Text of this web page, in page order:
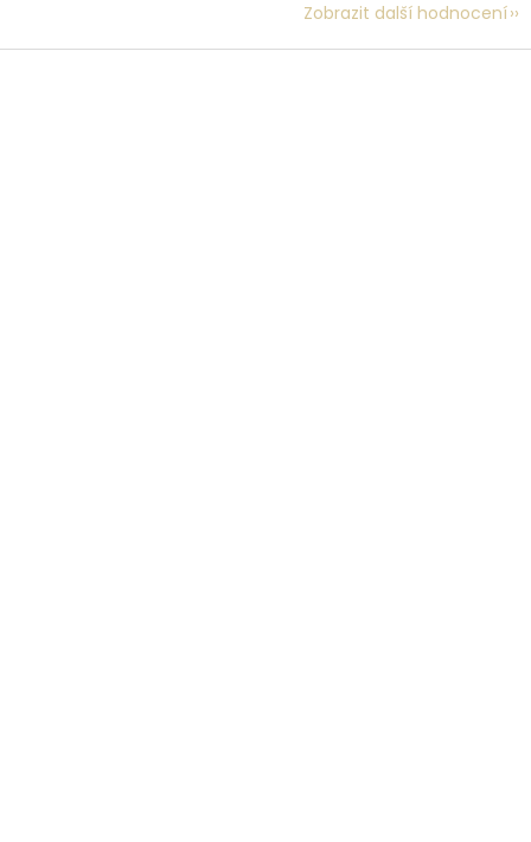
Zobrazit další hodnocení